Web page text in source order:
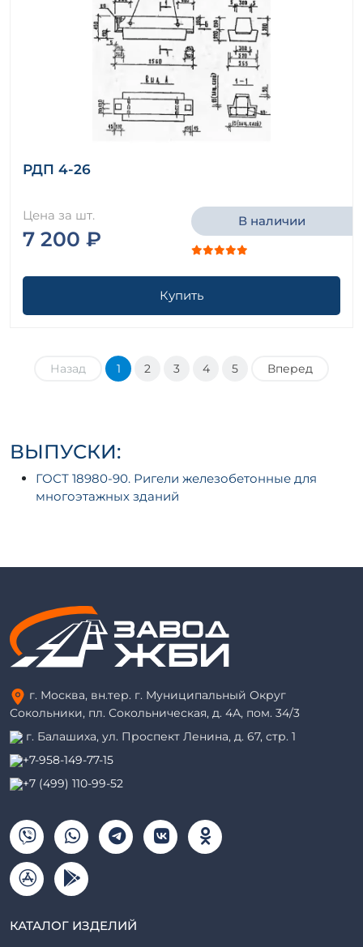
РДП 4-26
Цена за шт.
7 200 ₽
В наличии
Купить
Назад 1 2 3 4 5 Вперед
ВЫПУСКИ:
ГОСТ 18980-90. Ригели железобетонные для
многоэтажных зданий
г. Москва, вн.тер. г. Муниципальный Округ
Сокольники, пл. Сокольническая, д. 4А, пом. 34/3
г. Балашиха, ул. Проспект Ленина, д. 67, стр. 1
+7-958-149-77-15
+7 (499) 110-99-52
КАТАЛОГ ИЗДЕЛИЙ